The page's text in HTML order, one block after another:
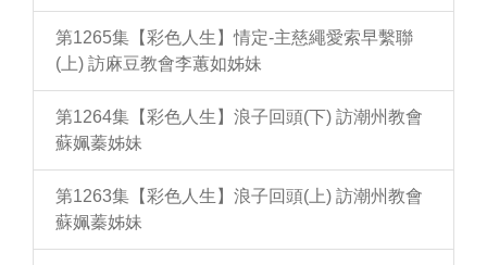
第1265集【彩色人生】情定-主慈繩愛索早繫聯
(上) 訪麻豆教會李蕙如姊妹
第1264集【彩色人生】浪子回頭(下) 訪潮州教會
蘇姵蓁姊妹
第1263集【彩色人生】浪子回頭(上) 訪潮州教會
蘇姵蓁姊妹